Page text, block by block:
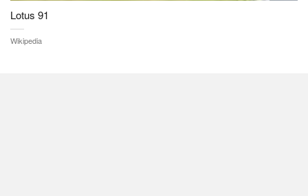
Lotus 91
Wikipedia